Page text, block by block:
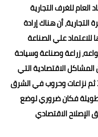
للغرف التجارية
أن هناك إرادة
علي الصناعة
زراعة وصناعة وسياحة
الاقتصادية التي
ثم نزاعات وحروب في الشرق
فكان ضروري لوضع
الاقتصادي